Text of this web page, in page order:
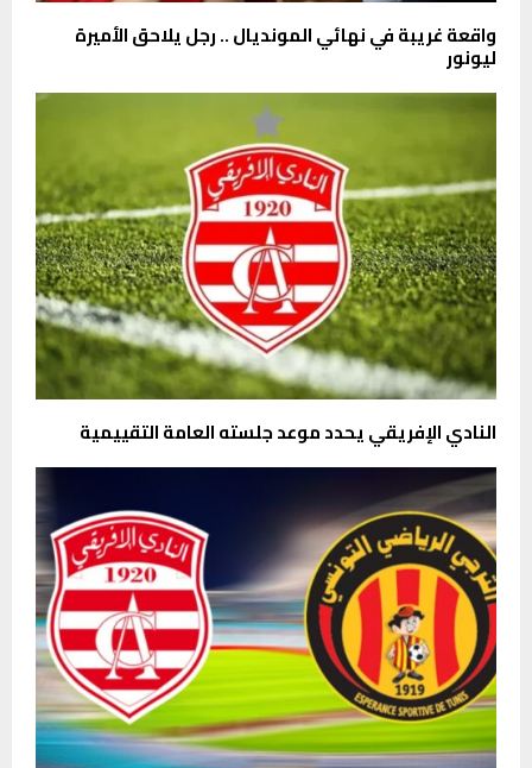
واقعة غريبة في نهائي المونديال .. رجل يلاحق الأميرة
ليونور
النادي الإفريقي يحدد موعد جلسته العامة التقييمية